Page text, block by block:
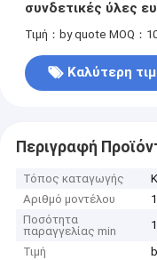
συνδετικές ύλες
Τιμή：by quote MOQ：
Καλύτερη
Περιγραφή
Τόπος καταγωγής
Αριθμό μοντέλου
Ποσότητα
παραγγελίας min
Τιμή